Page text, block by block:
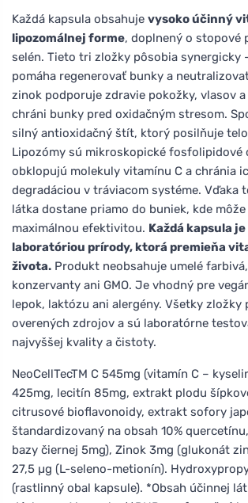
Každá kapsula obsahuje vysoko účinný
lipozomálnej forme, doplnený o stopové
selén. Tieto tri zložky pôsobia synergicky
pomáha regenerovať bunky a
zinok podporuje zdravie pokožky, vlasov
chráni bunky pred oxidačným stresom.
silný antioxidačný štít, ktorý posilňuje
Lipozómy sú mikroskopické fosfolipidové
obklopujú molekuly vitamínu C a chránia
degradáciou v tráviacom systéme. Vďaka
látka dostane priamo do buniek, kde
maximálnou efektivitou. Každá kapsula
laboratóriou prírody, ktorá premieňa
života. Produkt neobsahuje umelé
konzervanty ani GMO. Je vhodný pre
lepok, laktózu ani alergény. Všetky zložky
overených zdrojov a sú laboratórne
najvyššej kvality a čistoty.
NeoCellTecTM C 545mg (vitamín C –
425mg, lecitín 85mg, extrakt plodu
citrusové bioflavonoidy, extrakt sofory
štandardizovaný na obsah 10%
bazy čiernej 5mg), Zinok 3mg (glukonát
27,5 µg (L-seleno-metionín).
(rastlinný obal kapsule). *Obsah účinnej